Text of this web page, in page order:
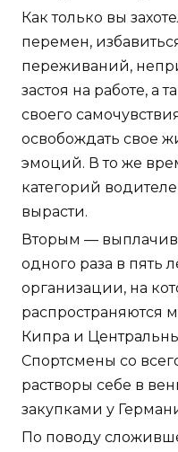
Как только вы
перемен,
переживаний,
застоя на работе, а
своего
освобождать свое
эмоций. В то же
категорий
вырасти.
Вторым —
одного раза в пять
организации, на
распространяются
Кипра и
Спортсмены со
растворы себе в
закупками у
По поводу